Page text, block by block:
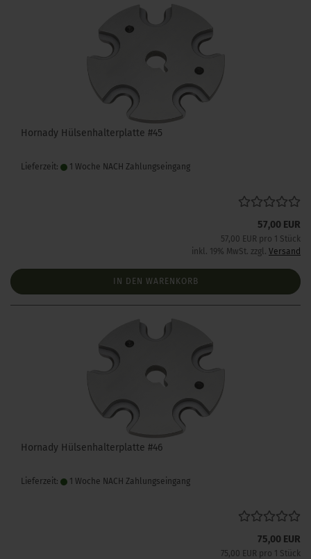
Hornady Hülsenhalterplatte #45
Lieferzeit: 1 Woche NACH Zahlungseingang
57,00 EUR
57,00 EUR pro 1 Stück
inkl. 19% MwSt. zzgl. Versand
IN DEN WARENKORB
Hornady Hülsenhalterplatte #46
Lieferzeit: 1 Woche NACH Zahlungseingang
75,00 EUR
75,00 EUR pro 1 Stück